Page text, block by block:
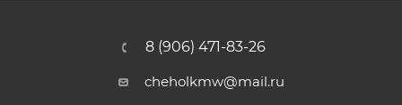
8 (906) 471-83-26
cheholkmw@mail.ru